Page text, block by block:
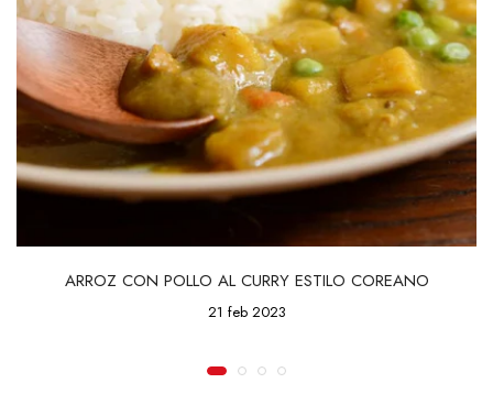
ARROZ CON POLLO AL CURRY ESTILO COREANO
21 feb 2023